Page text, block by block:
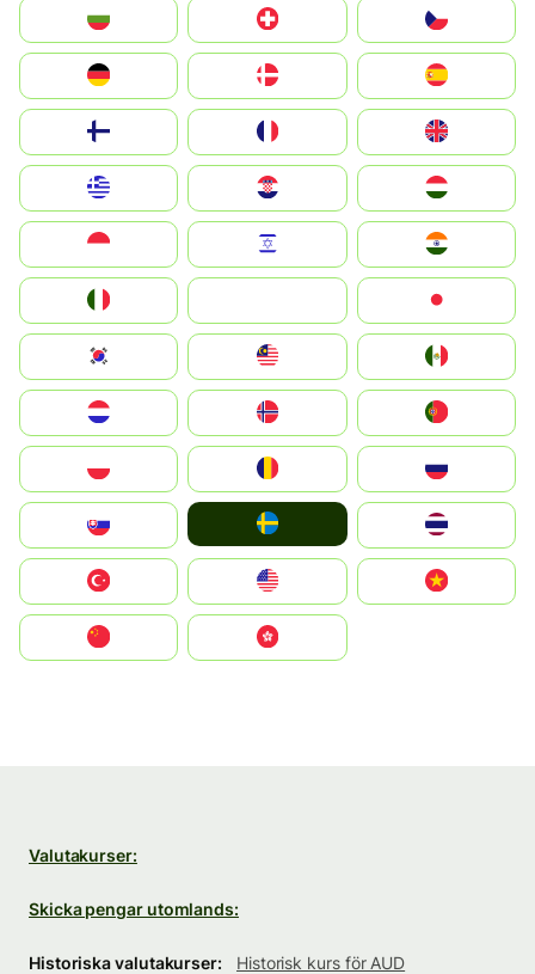
Switzerland
Deutschland
United Kingdom
Magyarország
South Korea
United States
中國香港特別行政區
Valutakurser:
Skicka pengar utomlands:
Historiska valutakurser:
Historisk kurs för AUD